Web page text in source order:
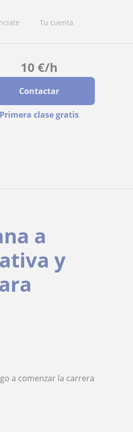
Tu cuenta
10 €/h
Contactar
Primera clase gratis
a
y
a comenzar la carrera